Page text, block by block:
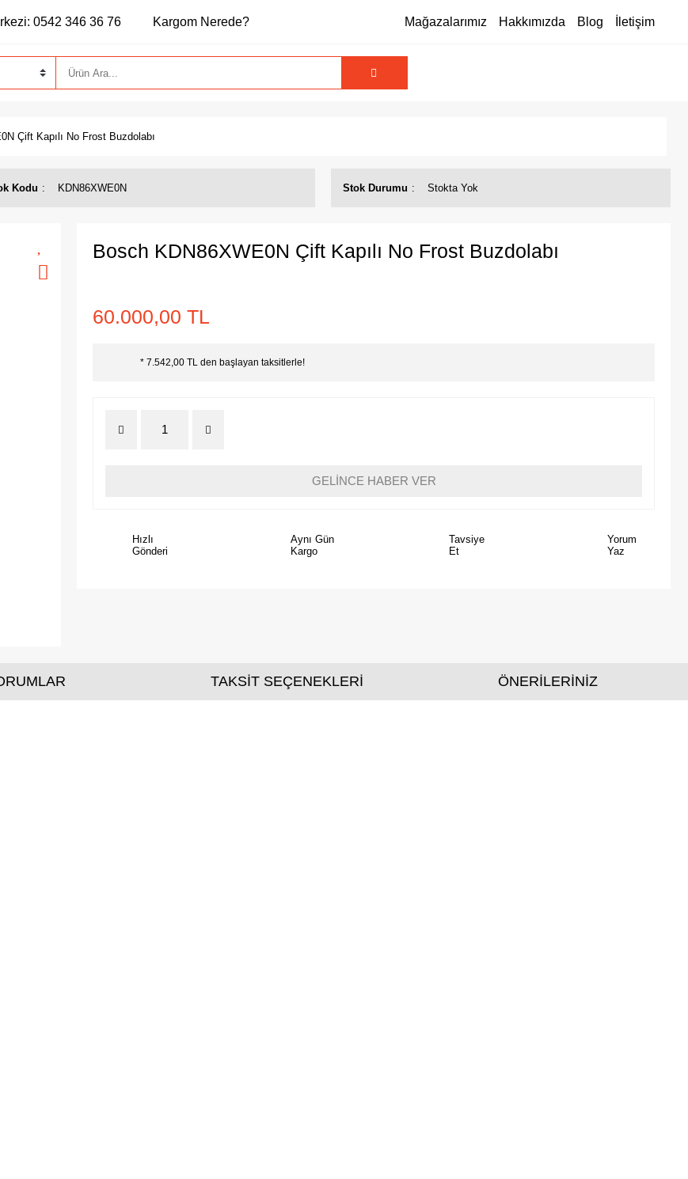
0542 346 36 76 Kargom Nerede? Mağazalarımız Hakkımızda Blog İletişim
Çift Kapılı No Frost Buzdolabı
Kodu KDN86XWE0N Stok Durumu Stokta Yok
Bosch KDN86XWE0N Çift Kapılı No Frost Buzdolabı
60.000,00 TL
* 7.542,00 TL den başlayan taksitlerle!
GELİNCE HABER VER
Hızlı
Gönderi
Aynı Gün
Kargo
Tavsiye
Et
Yorum
Yaz
TAKSİT SEÇENEKLERİ ÖNERİLERİNİZ